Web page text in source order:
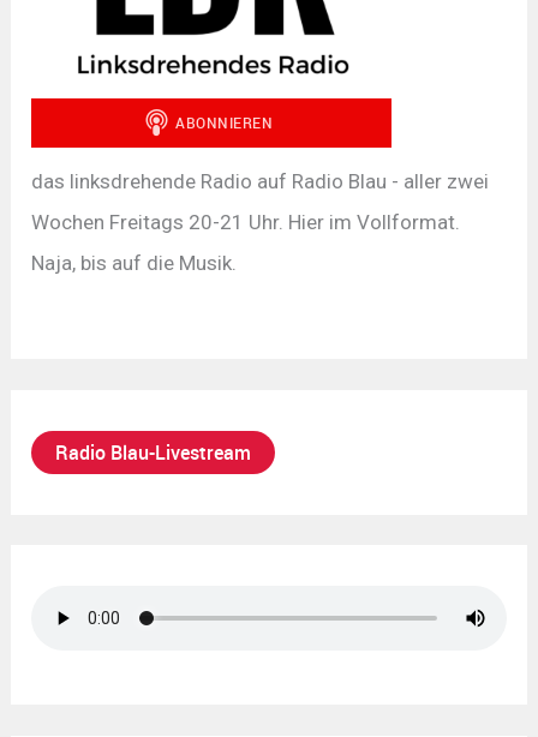
das linksdrehende Radio auf Radio Blau - aller zwei
Wochen Freitags 20-21 Uhr. Hier im Vollformat.
Naja, bis auf die Musik.
Radio Blau-Livestream